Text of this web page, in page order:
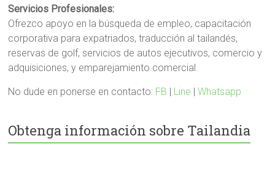
Servicios Profesionales:
Ofrezco apoyo en la búsqueda de empleo, capacitación
corporativa para expatriados, traducción al tailandés,
reservas de golf, servicios de autos ejecutivos, comercio y
adquisiciones, y emparejamiento comercial.
No dude en ponerse en contacto: FB | Line |Whatsapp
Obtenga información sobre Tailandia